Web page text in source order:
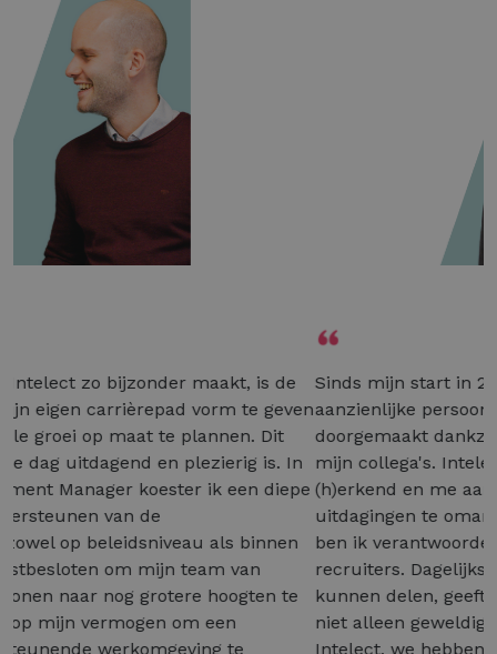
Sinds mijn start in 2019 bij Intelect als recruiter heb ik
aanzienlijke persoonlijke en professionele groei
doorgemaakt dankzij de geweldige ondersteuning van
mijn collega's. Intelect heeft mijn sterke punten
(h)erkend en me aangemoedigd om nieuwe
uitdagingen te omarmen. Als HR & Training consultant
ben ik verantwoordelijk voor het opleiden van nieuwe
recruiters. Dagelijks mijn passie voor HR en training
kunnen delen, geeft me veel voldoening. We hebben
niet alleen geweldige professionals in dienst bij
Intelect, we hebben ook een cultuur van